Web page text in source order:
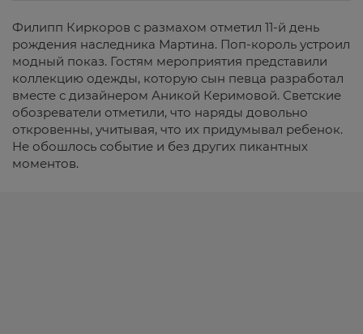
Филипп Киркоров с размахом отметил 11-й день
рождения наследника Мартина. Поп-король устроил
модный показ. Гостям мероприятия представили
коллекцию одежды, которую сын певца разработал
вместе с дизайнером Аникой Керимовой. Светские
обозреватели отметили, что наряды довольно
откровенны, учитывая, что их придумывал ребенок.
Не обошлось событие и без других пикантных
моментов.